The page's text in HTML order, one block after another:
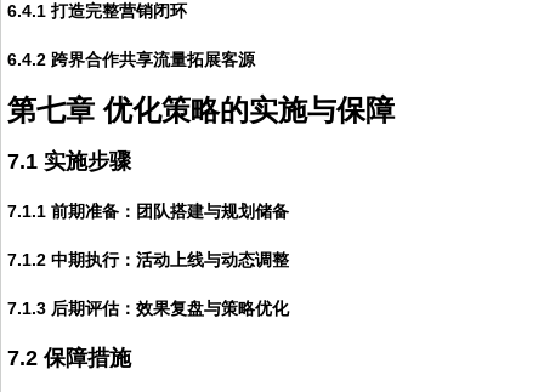
6.4.1 打造完整营销闭环
6.4.2 跨界合作共享流量拓展客源
第七章 优化策略的实施与保障
7.1 实施步骤
7.1.1 前期准备：团队搭建与规划储备
7.1.2 中期执行：活动上线与动态调整
7.1.3 后期评估：效果复盘与策略优化
7.2 保障措施